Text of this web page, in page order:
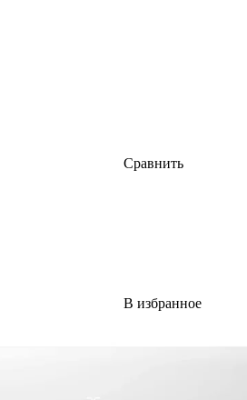
Сравнить
В избранное